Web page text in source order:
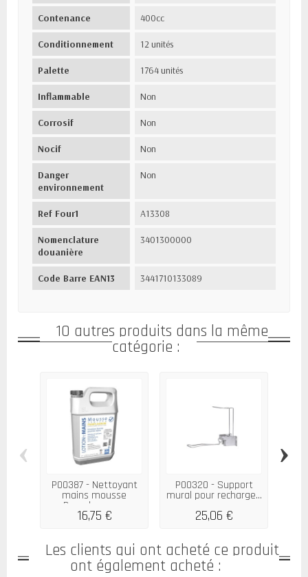
Contenance 400cc
Conditionnement 12 unités
Palette 1764 unités
Inflammable Non
Corrosif Non
Nocif Non
Danger
environnement
Non
Ref Four1 A13308
Nomenclature
douanière
3401300000
Code Barre EAN13 3441710133089
10 autres produits dans la même
catégorie :
P00387 - Nettoyant
mains mousse
Pamplagrum...
16,75 €
P00320 - Support
mural pour recharge...
25,06 €
‹ ›
Les clients qui ont acheté ce produit
ont également acheté :